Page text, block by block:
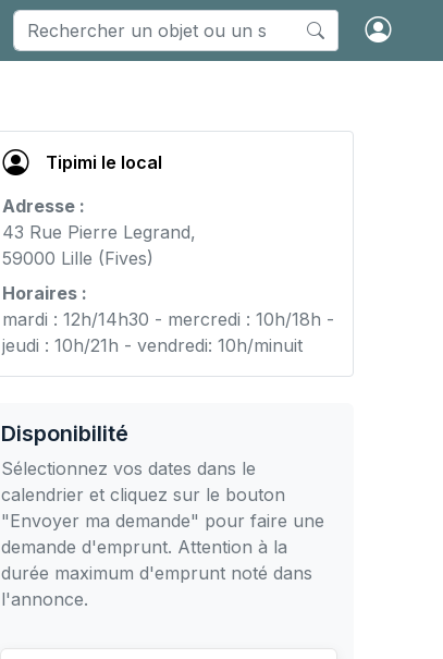
Tipimi le local
Adresse :
43 Rue Pierre Legrand,
59000 Lille (Fives)
Horaires :
mardi : 12h/14h30 - mercredi : 10h/18h -
jeudi : 10h/21h - vendredi: 10h/minuit
Disponibilité
Sélectionnez vos dates dans le
calendrier et cliquez sur le bouton
"Envoyer ma demande" pour faire une
demande d'emprunt. Attention à la
durée maximum d'emprunt noté dans
l'annonce.